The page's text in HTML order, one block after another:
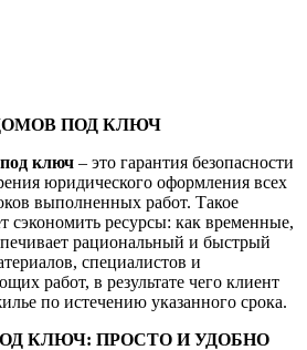
ПОД КЛЮЧ
ключ – это гарантия безопасности
юридического оформления всех
выполненных работ. Такое
сэкономить ресурсы: как временные,
рациональный и быстрый
специалистов и
работ, в результате чего клиент
по истечению указанного срока.
КЛЮЧ: ПРОСТО И УДОБНО